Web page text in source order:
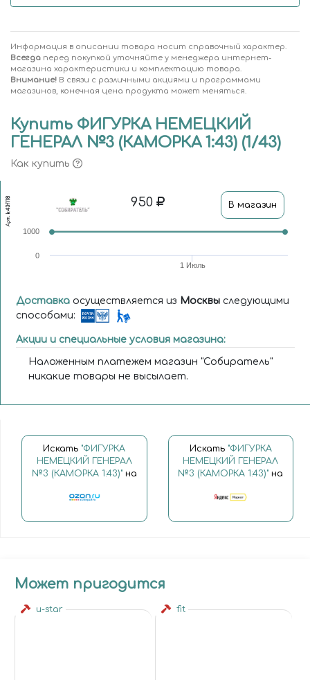
Информация в описании товара носит справочный характер.
Всегда перед покупкой уточняйте у менеджера интернет-
магазина характеристики и комплектацию товара.
Внимание! В связи с различными акциями и программами
магазинов, конечная цена продукта может меняться.
Купить ФИГУРКА НЕМЕЦКИЙ
ГЕНЕРАЛ №3 (КАМОРКА 1:43) (1/43)
Как купить
Арт.
k43f118 950 В магазин
1 Июль
0
1000
Доставка осуществляется из Москвы следующими
способами:
Акции и специальные условия магазина:
Наложенным платежем магазин "Собиратель"
никакие товары не высылает.
Искать "ФИГУРКА
НЕМЕЦКИЙ ГЕНЕРАЛ
№3 (КАМОРКА 1:43)"на
Искать "ФИГУРКА
НЕМЕЦКИЙ ГЕНЕРАЛ
№3 (КАМОРКА 1:43)" на
Может пригодится
u-star fit